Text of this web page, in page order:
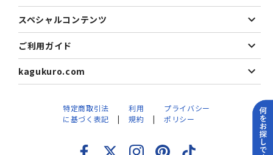
スペシャルコンテンツ
ご利用ガイド
kagukuro.com
特定商取引法
に基づく表記
利用
規約
プライバシー
ポリシー